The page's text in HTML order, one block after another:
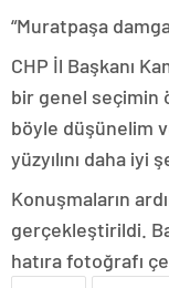
“Muratpaşa
CHP İl Başkanı
bir genel seçimin
böyle düşünelim
yüzyılını daha iyi
Konuşmaların
gerçekleştirildi.
hatıra fotoğrafı